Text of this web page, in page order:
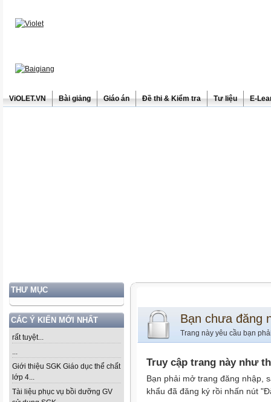
ViOLET.VN Bài giảng Giáo án Đề thi & Kiểm tra Tư liệu E-
THƯ MỤC
CÁC Ý KIẾN MỚI NHẤT
rất tuyệt...
...
Giới thiệu SGK Giáo dục thể chất
lớp 4...
Tài liệu phục vụ bồi dưỡng GV
Bạn chưa đăng
Trang này yêu cầu bạn
Truy cập trang này như
Bạn phải mở trang đăng nhập,
khẩu đã đăng ký rồi nhấn nút